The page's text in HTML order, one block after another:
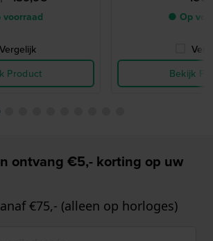
Vergelijk
Product
● Op
Bekijk
ontvang €5,- korting op uw
€75,- (alleen op horloges)